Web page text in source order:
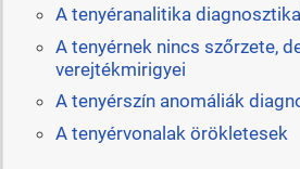
A tenyéranalitika
A tenyérnek nincs szőrzete,
verejtékmirigyei
A tenyérszín anomáliák
A tenyérvonalak örökletesek